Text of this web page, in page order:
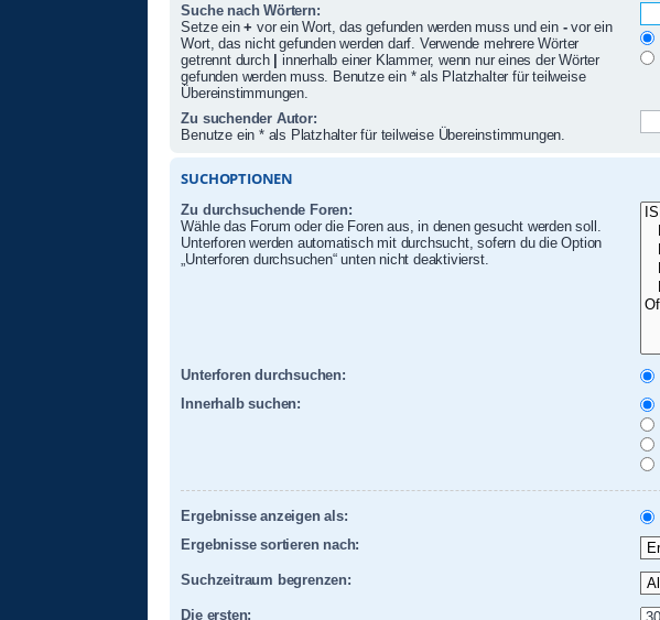
Suche nach Wörtern:
Setze ein+ vor ein Wort, das gefunden werden muss und ein -vor ein
Wort, das nicht gefunden werden darf. Verwende mehrere Wörter
getrennt durch | innerhalb einer Klammer, wenn nur eines der Wörter
gefunden werden muss. Benutze ein * als Platzhalter für teilweise
Übereinstimmungen.
Zu suchender Autor:
Benutze ein * als Platzhalter für teilweise Übereinstimmungen.
SUCHOPTIONEN
Zu durchsuchende Foren:
Wähle das Forum oder die Foren aus, in denen gesucht werden soll.
Unterforen werden automatisch mit durchsucht, sofern du die Option
„Unterforen durchsuchen“ unten nicht deaktivierst.
Unterforen durchsuchen:
Innerhalb suchen:
Ergebnisse anzeigen als:
Ergebnisse sortieren nach:
Suchzeitraum begrenzen:
Die ersten: